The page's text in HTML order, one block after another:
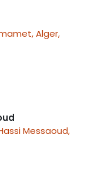
Alger,
Messaoud,